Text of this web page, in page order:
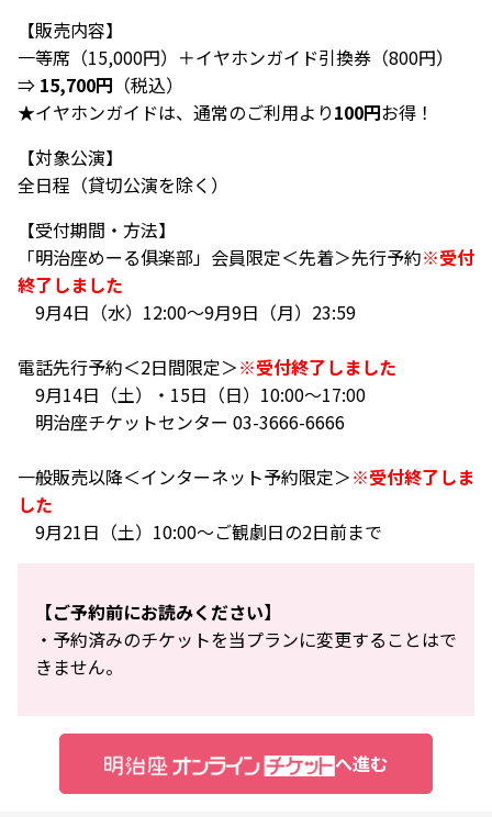
【販売内容】
一等席（15,000円）＋イヤホンガイド引換券（800円）
⇒ 15,700円 （税込）
★イヤホンガイドは、通常のご利用より100円お得！
【対象公演】
全日程（貸切公演を除く）
【受付期間・方法】
「明治座めーる俱楽部」会員限定＜先着＞先行予約※受付
終了しました
9月4日（水）12:00～9月9日（月）23:59
電話先行予約＜2日間限定＞※受付終了しました
9月14日（土）・15日（日）10:00～17:00
明治座チケットセンター 03-3666-6666
一般販売以降＜インターネット予約限定＞※受付終了しま
した
9月21日（土）10:00～ご観劇日の2日前まで
【ご予約前にお読みください】
・予約済みのチケットを当プランに変更することはで
きません。
へ進む